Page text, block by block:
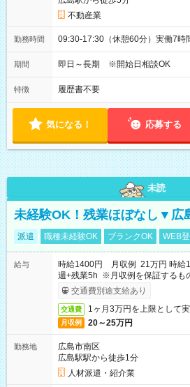
不動産業
勤務時間 09:30-17:30（休憩60分）実働7時
期間 即日～長期 ※開始日相談OK
特徴 履歴書不要
気になる！ 応募する
未読
未経験OK！残業ほぼなし▼広
派遣 職種未経験OK ブランクOK WEB
給与
時給1400円 月収例 21万円 時給
週+残業5h ※月収例を保証するも
受取りサービス利用可（利用条件有
交通費別途支給あり
交通費 1ヶ月3万円を上限として
月収例 20～25万円
勤務地
広島市南区
広島駅駅から徒歩1分
人材派遣・紹介業